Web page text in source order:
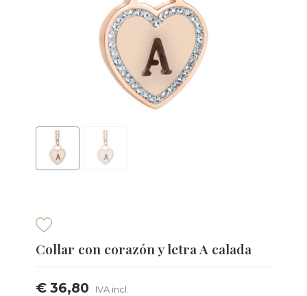
Collar con corazón y letra A calada
€ 36,80 IVA incl.